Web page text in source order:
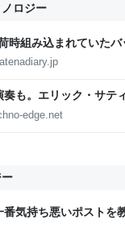
ロジー
時組み込まれていた
も。エリック・サテ
で作って公開した
edge.net
番気持ち悪いポスト